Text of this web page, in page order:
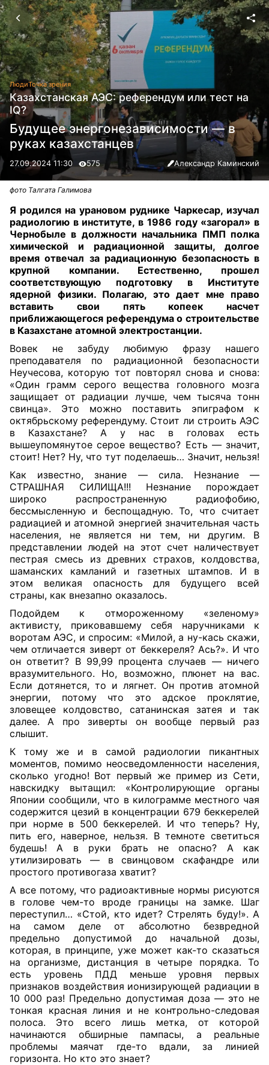
ЛюдиТочка зрения
Казахстанская АЭС: референдум или тест на
IQ?
Будущее энергонезависимости — в
руках казахстанцев
27.09.2024 11:30 575 Александр Каминский
фото Талгата Галимова
Я родился на урановом руднике Чаркесар, изучал
радиологию в институте, в 1986 году «загорал» в
Чернобыле в должности начальника ПМП полка
химической и радиационной защиты, долгое
время отвечал за радиационную безопасность в
крупной компании. Естественно, прошел
соответствующую подготовку в Институте
ядерной физики. Полагаю, это дает мне право
вставить свои пять копеек насчет
приближающегося референдума о строительстве
в Казахстане атомной электростанции.
Вовек не забуду любимую фразу нашего
преподавателя по радиационной безопасности
Неучесова, которую тот повторял снова и снова:
«Один грамм серого вещества головного мозга
защищает от радиации лучше, чем тысяча тонн
свинца». Это можно поставить эпиграфом к
октябрьскому референдуму. Стоит ли строить АЭС
в Казахстане? А у нас в головах есть
вышеупомянутое серое вещество? Есть — значит,
стоит! Нет? Ну, что тут поделаешь… Значит, нельзя!
Как известно, знание — сила. Незнание —
СТРАШНАЯ СИЛИЩА!!! Незнание порождает
широко распространенную радиофобию,
бессмысленную и беспощадную. То, что считает
радиацией и атомной энергией значительная часть
населения, не является ни тем, ни другим. В
представлении людей на этот счет наличествует
пестрая смесь из древних страхов, колдовства,
шаманских камланий и газетных штампов. И в
этом великая опасность для будущего всей
страны, как внезапно оказалось.
Подойдем к отмороженному «зеленому»
активисту, приковавшему себя наручниками к
воротам АЭС, и спросим: «Милой, а ну-кась скажи,
чем отличается зиверт от беккереля? Ась?». И что
он ответит? В 99,99 процента случаев — ничего
вразумительного. Но, возможно, плюнет на вас.
Если дотянется, то и лягнет. Он против атомной
энергии, потому что это адское проклятие,
зловещее колдовство, сатанинская затея и так
далее. А про зиверты он вообще первый раз
слышит.
К тому же и в самой радиологии пикантных
моментов, помимо неосведомленности населения,
сколько угодно! Вот первый же пример из Сети,
навскидку вытащил: «Контролирующие органы
Японии сообщили, что в килограмме местного чая
содержится цезий в концентрации 679 беккерелей
при норме в 500 беккерелей. И что теперь? Ну,
пить его, наверное, нельзя. В темноте светиться
будешь! А в руки брать не опасно? А как
утилизировать — в свинцовом скафандре или
простого противогаза хватит?
А все потому, что радиоактивные нормы рисуются
в голове чем-то вроде границы на замке. Шаг
переступил… «Стой, кто идет? Стрелять буду!». А
на самом деле от абсолютно безвредной
предельно допустимой до начальной дозы,
которая, в принципе, уже может как-то сказаться
на организме, дистанция в четыре порядка. То
есть уровень ПДД меньше уровня первых
признаков воздействия ионизирующей радиации в
10 000 раз! Предельно допустимая доза — это не
тонкая красная линия и не контрольно-следовая
полоса. Это всего лишь метка, от которой
начинаются обширные пампасы, а реальные
проблемы маячат где-то вдали, за линией
горизонта. Но кто это знает?